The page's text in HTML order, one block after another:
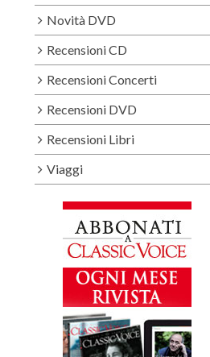
Novità DVD
Recensioni CD
Recensioni Concerti
Recensioni DVD
Recensioni Libri
Viaggi